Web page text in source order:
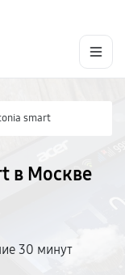
smart
в Москве
30 минут